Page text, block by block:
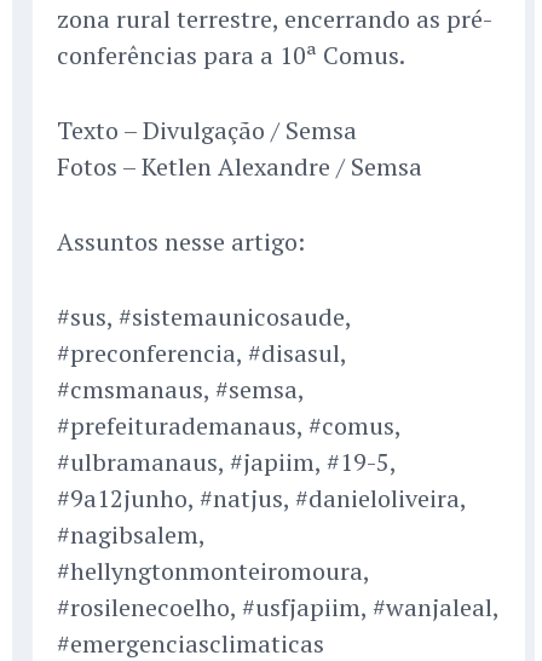
zona rural terrestre, encerrando as pré-
conferências para a 10ª Comus.
Texto – Divulgação / Semsa
Fotos – Ketlen Alexandre / Semsa
Assuntos nesse artigo:
#sus, #sistemaunicosaude,
#preconferencia, #disasul,
#cmsmanaus, #semsa,
#prefeiturademanaus, #comus,
#ulbramanaus, #japiim, #19-5,
#9a12junho, #natjus, #danieloliveira,
#nagibsalem,
#hellyngtonmonteiromoura,
#rosilenecoelho, #usfjapiim, #wanjaleal,
#emergenciasclimaticas